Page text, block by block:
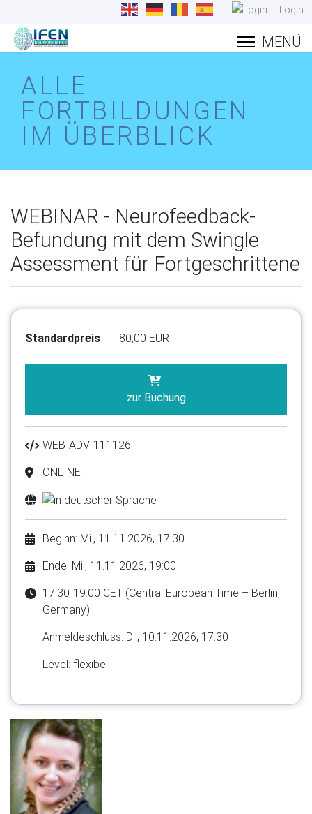
Login
ALLE
FORTBILDUNGEN
IM ÜBERBLICK
WEBINAR - Neurofeedback-
Befundung mit dem Swingle
Assessment für Fortgeschrittene
Standardpreis 80,00 EUR
zur Buchung
WEB-ADV-111126
ONLINE
Beginn: Mi., 11.11.2026, 17:30
Ende: Mi., 11.11.2026, 19:00
17:30-19:00 CET (Central European Time – Berlin,
Germany)
Anmelde​schluss: Di., 10.11.2026, 17:30
Level: flexibel